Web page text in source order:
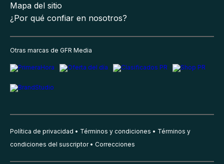
Mapa del sitio
¿Por qué confiar en nosotros?
Otras marcas de GFR Media
Política de privacidad Términos y condiciones
Términos y
condiciones del suscriptor
Correcciones